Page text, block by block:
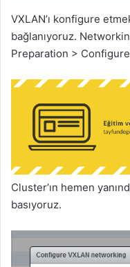
VXLAN’ı konfigure
bağlanıyoruz.
Preparation > Configure
Cluster’ın hemen
basıyoruz.